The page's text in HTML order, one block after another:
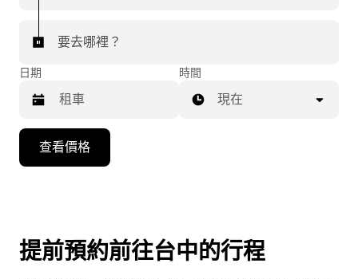
要去哪裡？
日期
向
鍵
即
時間
現在
查看價格
提前預約前往台中的行程